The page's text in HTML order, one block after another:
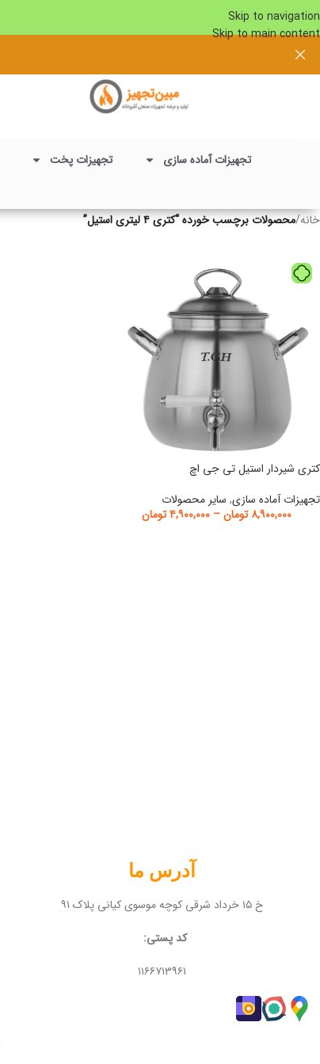
Skip to navigation
Skip to main content
تجهیزات آماده سازی تجهیزات پخت
خانه/محصولات برچسب خورده “کتری ۴ لیتری استیل”
کتری شیردار استیل تی جی اچ
تجهیزات آماده سازی, سایر محصولات
۸,۹۰۰,۰۰۰ تومان– ۴,۹۰۰,۰۰۰تومان
آدرس ما
خ ۱۵ خرداد شرقی کوچه موسوی کیانی پلاک ۹۱
کد پستی:
۱۱۶۶۷۱۳۹۶۱